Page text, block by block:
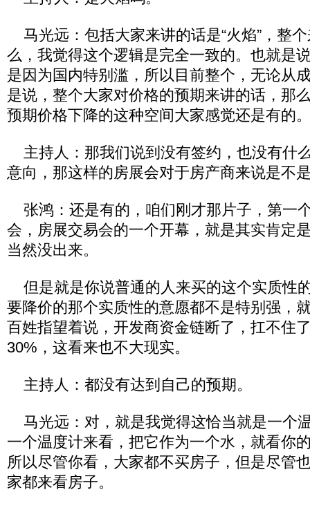
马光远：包括大家来讲的话是“火焰”，整
么，我觉得这个逻辑是完全一致的。也就是
是因为国内特别滥，所以目前整个，无论从
是说，整个大家对价格的预期来讲的话，那
预期价格下降的这种空间大家感觉还是有的
主持人：那我们说到没有签约，也没有什
意向，那这样的房展会对于房产商来说是不
张鸿：还是有的，咱们刚才那片子，第一
会，房展交易会的一个开幕，就是其实肯定
当然没出来。
但是就是你说普通的人来买的这个实质性
要降价的那个实质性的意愿都不是特别强，
百姓指望着说，开发商资金链断了，扛不住
30%，这看来也不大现实。
主持人：都没有达到自己的预期。
马光远：对，就是我觉得这恰当就是一个
一个温度计来看，把它作为一个水，就看你
所以尽管你看，大家都不买房子，但是尽管
家都来看房子。